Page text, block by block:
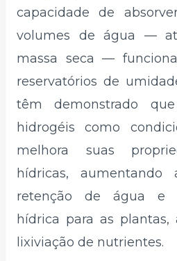
capacidade de
volumes de água —
massa seca —
reservatórios de
têm demonstrado
hidrogéis como
melhora suas
hídricas, aumentando
retenção de água e
hídrica para as
lixiviação de nutrientes.